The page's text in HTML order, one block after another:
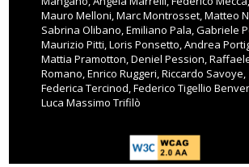
Mauro Melloni, Marc Montrosset, Matteo
Sabrina Olibano, Emiliano Pala, Gabriele
Maurizio Pitti, Loris Ponsetto, Andrea
Mattia Pramotton, Deniel Pession,
Romano, Enrico Ruggeri, Riccardo Savoye,
Federica Tercinod, Federico Tigellio
Luca Massimo Trifilò